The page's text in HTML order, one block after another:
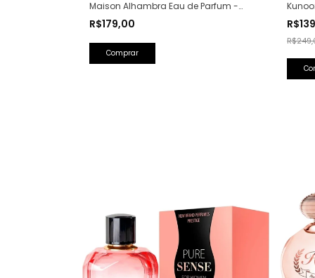
Maison Alhambra Eau de Parfum -
For Her)
R$179,00